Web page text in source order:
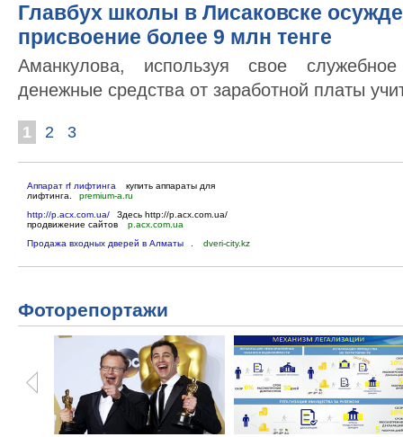
Главбух школы в Лисаковске
присвоение более 9 млн тенге
Аманкулова, используя свое
денежные средства от заработной платы
1 2 3
Аппарат rf лифтинга
купить аппараты для
лифтинга.
premium-a.ru
http://p.acx.com.ua/
Здесь http://p.acx.com.ua/
продвижение сайтов
p.acx.com.ua
Продажа входных дверей в Алматы
dveri-city.kz
Фоторепортажи